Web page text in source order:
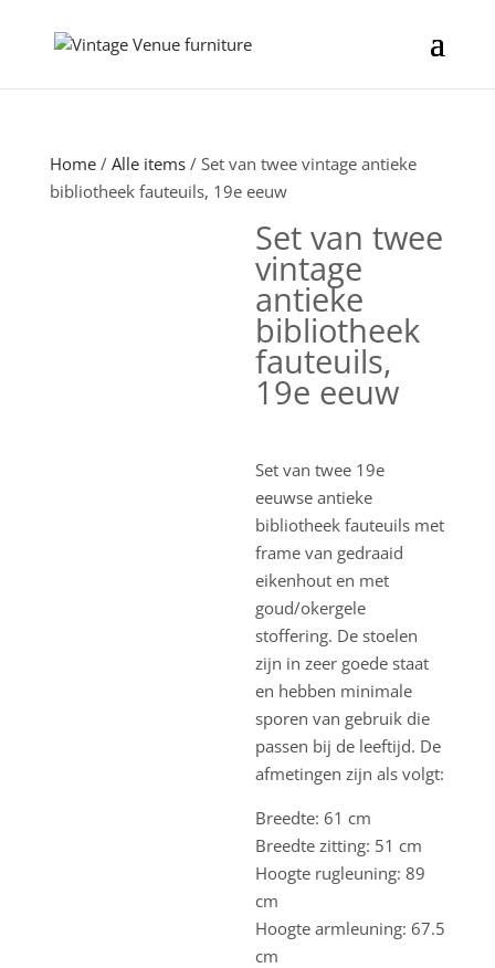
Home/ Alle items/ Set van twee vintage antieke
bibliotheek fauteuils, 19e eeuw
Set van twee
vintage
antieke
bibliotheek
fauteuils,
19e eeuw
Set van twee 19e
eeuwse antieke
bibliotheek fauteuils met
frame van gedraaid
eikenhout en met
goud/okergele
stoffering. De stoelen
zijn in zeer goede staat
en hebben minimale
sporen van gebruik die
passen bij de leeftijd. De
afmetingen zijn als volgt:
Breedte: 61 cm
Breedte zitting: 51 cm
Hoogte rugleuning: 89
cm
Hoogte armleuning: 67.5
cm